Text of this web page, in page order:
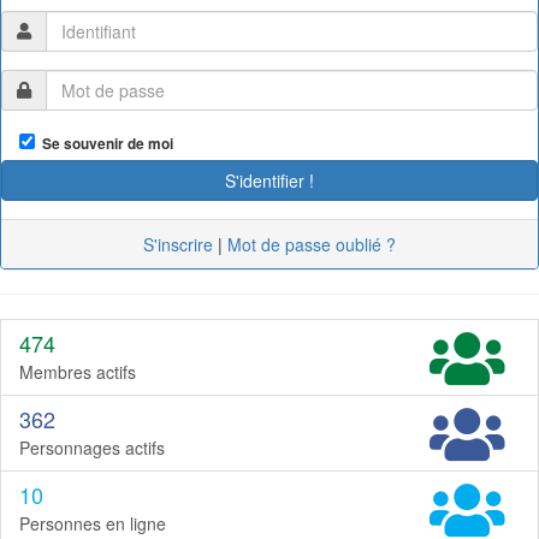
Se souvenir de moi
S'inscrire | Mot de passe oublié ?
474
Membres actifs
362
Personnages actifs
10
Personnes en ligne